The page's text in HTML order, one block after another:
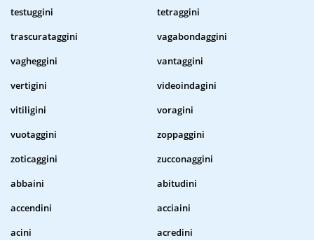
testuggini
tetraggini
trascurataggini
vagabondaggini
vagheggini
vantaggini
vertigini
videoindagini
vitiligini
voragini
vuotaggini
zoppaggini
zoticaggini
zucconaggini
abbaini
abitudini
accendini
acciaini
acini
acredini